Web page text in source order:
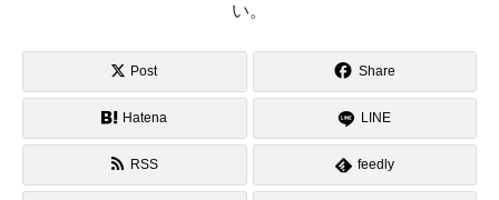
い。
Post Share
Hatena LINE
RSS feedly